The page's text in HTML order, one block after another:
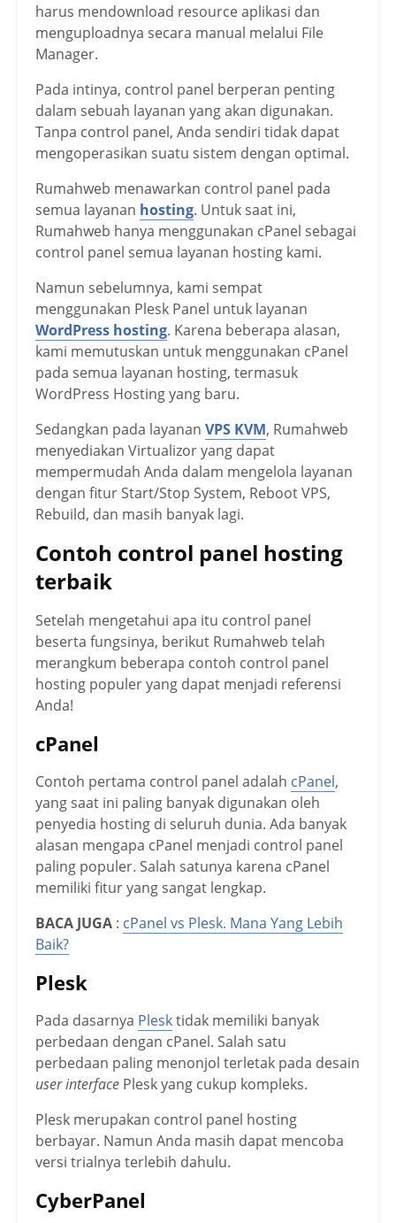
harus mendownload resource aplikasi dan
menguploadnya secara manual melalui File
Manager.
Pada intinya, control panel berperan penting
dalam sebuah layanan yang akan digunakan.
Tanpa control panel, Anda sendiri tidak dapat
mengoperasikan suatu sistem dengan optimal.
Rumahweb menawarkan control panel pada
semua layanan hosting. Untuk saat ini,
Rumahweb hanya menggunakan cPanel sebagai
control panel semua layanan hosting kami.
Namun sebelumnya, kami sempat
menggunakan Plesk Panel untuk layanan
WordPress hosting. Karena beberapa alasan,
kami memutuskan untuk menggunakan cPanel
pada semua layanan hosting, termasuk
WordPress Hosting yang baru.
Sedangkan pada layanan VPS KVM, Rumahweb
menyediakan Virtualizor yang dapat
mempermudah Anda dalam mengelola layanan
dengan fitur Start/Stop System, Reboot VPS,
Rebuild, dan masih banyak lagi.
Contoh control panel hosting
terbaik
Setelah mengetahui apa itu control panel
beserta fungsinya, berikut Rumahweb telah
merangkum beberapa contoh control panel
hosting populer yang dapat menjadi referensi
Anda!
cPanel
Contoh pertama control panel adalah cPanel,
yang saat ini paling banyak digunakan oleh
penyedia hosting di seluruh dunia. Ada banyak
alasan mengapa cPanel menjadi control panel
paling populer. Salah satunya karena cPanel
memiliki fitur yang sangat lengkap.
BACA JUGA : cPanel vs Plesk. Mana Yang Lebih
Baik?
Plesk
Pada dasarnya Plesktidak memiliki banyak
perbedaan dengan cPanel. Salah satu
perbedaan paling menonjol terletak pada desain
user interface Plesk yang cukup kompleks.
Plesk merupakan control panel hosting
berbayar. Namun Anda masih dapat mencoba
versi trialnya terlebih dahulu.
CyberPanel